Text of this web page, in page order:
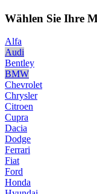
Wählen Sie Ihre
Alfa
Audi
Bentley
BMW
Chevrolet
Chrysler
Citroen
Cupra
Dacia
Dodge
Ferrari
Fiat
Ford
Honda